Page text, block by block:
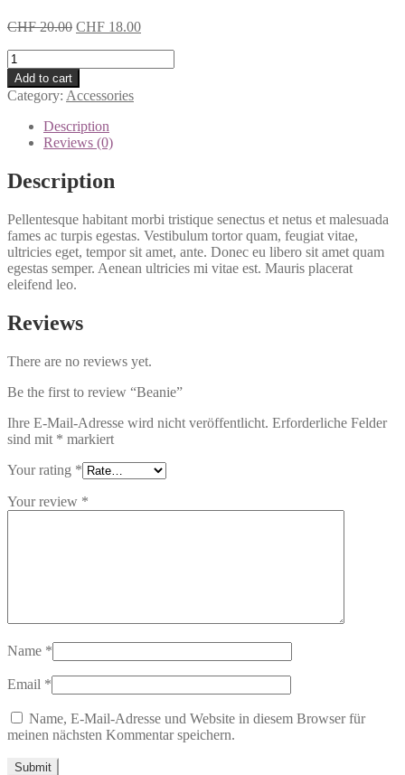
CHF20.00 CHF 18.00
Beanie
quantity
Add to cart
Category: Accessories
Description
Reviews (0)
Description
Pellentesque habitant morbi tristique senectus et netus et malesuada
fames ac turpis egestas. Vestibulum tortor quam, feugiat vitae,
ultricies eget, tempor sit amet, ante. Donec eu libero sit amet quam
egestas semper. Aenean ultricies mi vitae est. Mauris placerat
eleifend leo.
Reviews
There are no reviews yet.
Be the first to review “Beanie”
Ihre E-Mail-Adresse wird nicht veröffentlicht. Erforderliche Felder
sind mit * markiert
Your rating *
Your review *
Name *
Email *
Name, E-Mail-Adresse und Website in diesem Browser für
meinen nächsten Kommentar speichern.